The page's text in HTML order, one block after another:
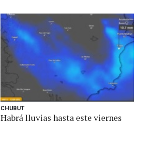
CHUBUT
Habrá lluvias hasta este viernes